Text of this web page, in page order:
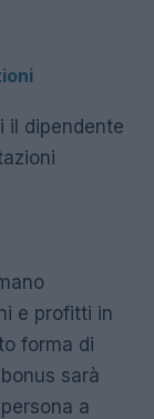
il dipendente
e profitti in
forma di
sarà
a